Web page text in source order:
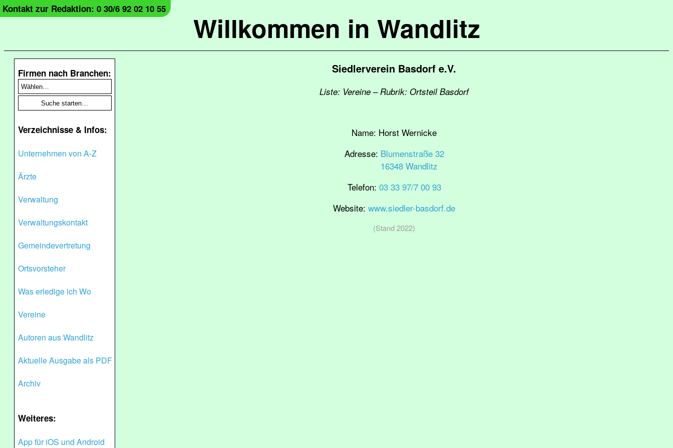
Willkommen in Wandlitz
Kontakt zur Redaktion: 0 30/6 92 02 10 55
Firmen nach Branchen:
Verzeichnisse & Infos:
Unternehmen von A-Z
Ärzte
Verwaltung
Verwaltungskontakt
Gemeindevertretung
Ortsvorsteher
Was erledige ich Wo
Vereine
Autoren aus Wandlitz
Aktuelle Ausgabe als PDF
Archiv
Weiteres:
App für iOS und Android
Siedlerverein Basdorf e.V.
Liste: Vereine – Rubrik: Ortsteil Basdorf
Name: Horst Wernicke
Adresse: Blumenstraße 32
16348 Wandlitz
Telefon: 03 33 97/7 00 93
Website: www.siedler-basdorf.de
(Stand 2022)